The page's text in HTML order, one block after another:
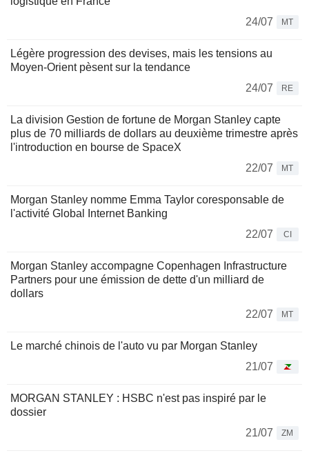
24/07
MT
Légère progression des devises, mais les tensions au
Moyen-Orient pèsent sur la tendance
24/07
RE
La division Gestion de fortune de Morgan Stanley capte
plus de 70 milliards de dollars au deuxième trimestre après
l'introduction en bourse de SpaceX
22/07
MT
Morgan Stanley nomme Emma Taylor coresponsable de
l'activité Global Internet Banking
22/07
CI
Morgan Stanley accompagne Copenhagen Infrastructure
Partners pour une émission de dette d'un milliard de
dollars
22/07
MT
Le marché chinois de l'auto vu par Morgan Stanley
21/07
MORGAN STANLEY : HSBC n'est pas inspiré par le
dossier
21/07
ZM